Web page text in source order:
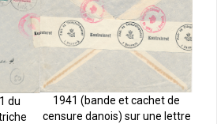
du
1941 (bande et cachet de
censure danois) sur une lettre